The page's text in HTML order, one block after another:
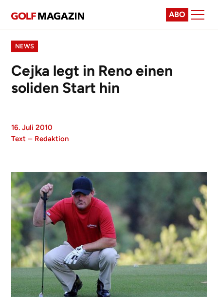
ABO
NEWS
Cejka legt in Reno einen
soliden Start hin
16. Juli 2010
Text – Redaktion